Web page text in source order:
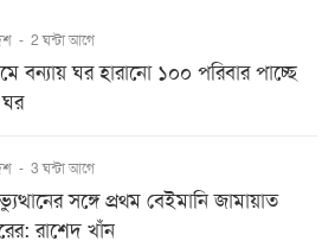
- 2 ঘন্টা আগে
বন্যায় ঘর হারানো ১০০ পরিবার পাচ্ছে
- 3 ঘন্টা আগে
সঙ্গে প্রথম বেইমানি জামায়াত
রাশেদ খাঁন